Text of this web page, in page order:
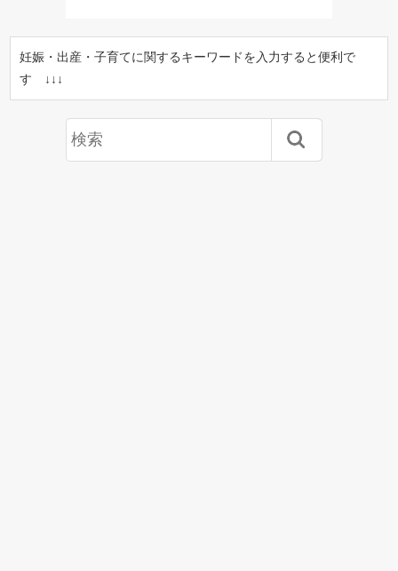
妊娠・出産・子育てに関するキーワードを入力すると便利で
す ↓↓↓